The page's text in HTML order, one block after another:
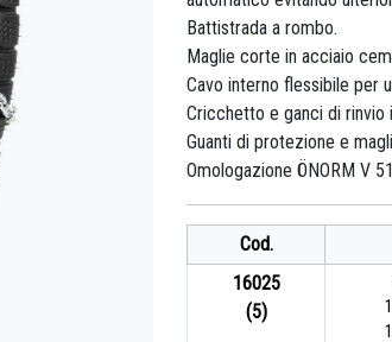
Battistrada a rombo.
Maglie corte in acciaio
Cavo interno flessibile per
Cricchetto e ganci di rinvio
Guanti di protezione e
Omologazione ÖNORM V
Cod.
16025
(5)